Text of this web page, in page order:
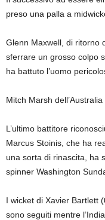
preso una palla a
Glenn Maxwell, di ritorno
sferrare un grosso colpo
ha battuto l’uomo
Mitch Marsh
L’ultimo battitore
Marcus Stoinis, che ha
una sorta di rinascita, ha
spinner Washington
I wicket di Xavier Bartlett
sono seguiti mentre